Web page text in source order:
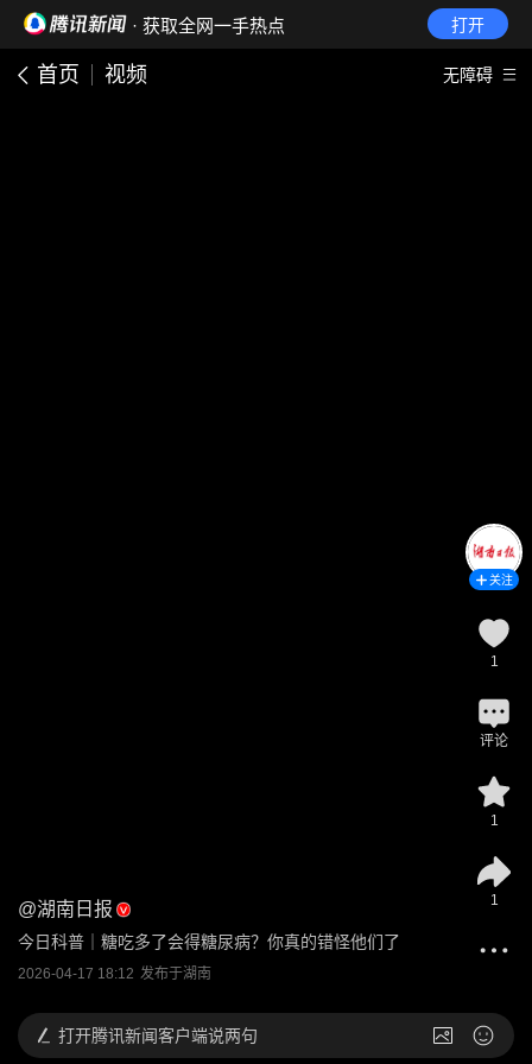
· 获取全网一手热点 打开
首页 视频 无障碍
@湖南日报
今日科普｜糖吃多了会得糖尿病？你真的错怪他们了
2026-04-17 18:12 发布于湖南
关注
1
评论
1
1
打开腾讯新闻客户端说两句